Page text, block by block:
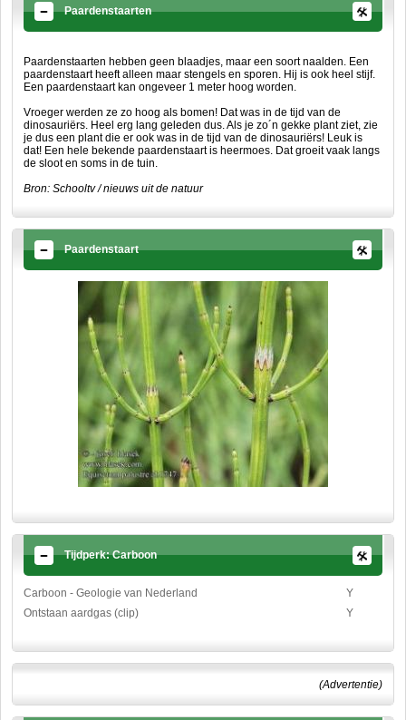
Paardenstaarten
Paardenstaarten hebben geen blaadjes, maar een soort naalden. Een
paardenstaart heeft alleen maar stengels en sporen. Hij is ook heel stijf.
Een paardenstaart kan ongeveer 1 meter hoog worden.
Vroeger werden ze zo hoog als bomen! Dat was in de tijd van de
dinosauriërs. Heel erg lang geleden dus. Als je zo´n gekke plant ziet, zie
je dus een plant die er ook was in de tijd van de dinosauriërs! Leuk is
dat! Een hele bekende paardenstaart is heermoes. Dat groeit vaak langs
de sloot en soms in de tuin.
Bron: Schooltv / nieuws uit de natuur
Paardenstaart
Tijdperk: Carboon
Carboon - Geologie van Nederland
Y
Ontstaan aardgas (clip)
Y
(Advertentie)